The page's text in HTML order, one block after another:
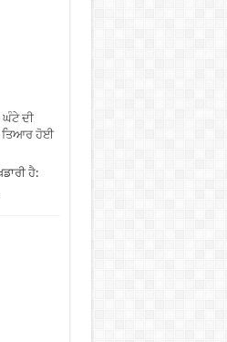
ਘੰਟੇ ਦੀ
ਤਿਆਰ ਹੋਈ
ਹੈ: